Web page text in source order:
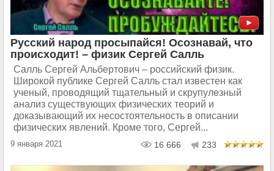
Русский народ просыпайся! Осознавай, что
происходит! – физик Сергей Салль
Салль Сергей Альбертович – российский физик.
Широкой публике Сергей Салль стал известен как
ученый, проводящий тщательный и скрупулезный
анализ существующих физических теорий и
доказывающий их несостоятельность в описании
физических явлений. Кроме того, Сергей...
9 января 2021 16 666 233